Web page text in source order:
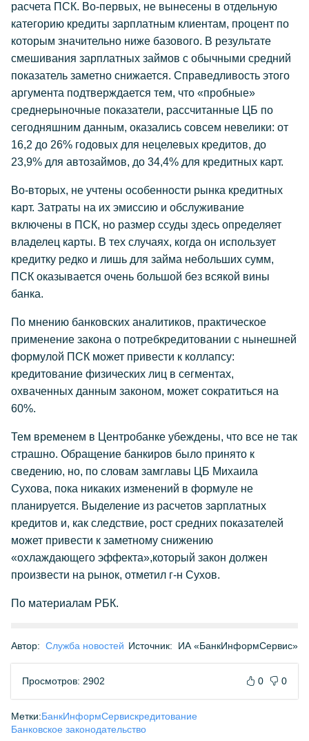
расчета ПСК. Во-первых, не вынесены в отдельную
категорию кредиты зарплатным клиентам, процент по
которым значительно ниже базового. В результате
смешивания зарплатных займов с обычными средний
показатель заметно снижается. Справедливость этого
аргумента подтверждается тем, что «пробные»
среднерыночные показатели, рассчитанные ЦБ по
сегодняшним данным, оказались совсем невелики: от
16,2 до 26% годовых для нецелевых кредитов, до
23,9% для автозаймов, до 34,4% для кредитных карт.
Во-вторых, не учтены особенности рынка кредитных
карт. Затраты на их эмиссию и обслуживание
включены в ПСК, но размер ссуды здесь определяет
владелец карты. В тех случаях, когда он использует
кредитку редко и лишь для займа небольших сумм,
ПСК оказывается очень большой без всякой вины
банка.
По мнению банковских аналитиков, практическое
применение закона о потребкредитовании с нынешней
формулой ПСК может привести к коллапсу:
кредитование физических лиц в сегментах,
охваченных данным законом, может сократиться на
60%.
Тем временем в Центробанке убеждены, что все не так
страшно. Обращение банкиров было принято к
сведению, но, по словам замглавы ЦБ Михаила
Сухова, пока никаких изменений в формуле не
планируется. Выделение из расчетов зарплатных
кредитов и, как следствие, рост средних показателей
может привести к заметному снижению
«охлаждающего эффекта»,который закон должен
произвести на рынок, отметил г-н Сухов.
По материалам РБК.
Автор: Служба новостей Источник: ИА «БанкИнформСервис»
Просмотров: 2902 0 0
Метки:БанкИнформСервискредитование
Банковское законодательство